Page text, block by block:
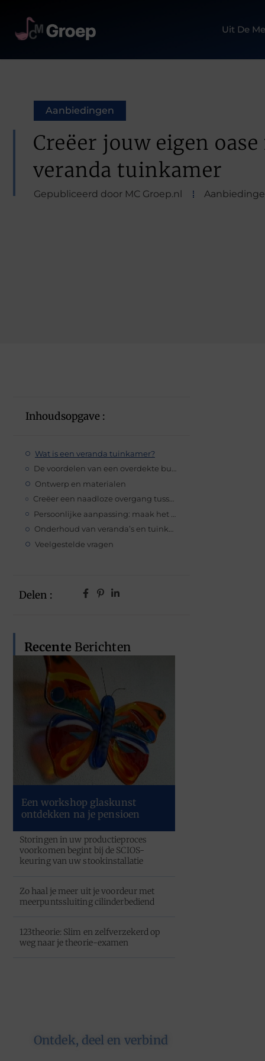
Uit De
Aanbiedingen
Creëer jouw eigen
veranda tuinkamer
Gepubliceerd door MC Groep.nl
Inhoudsopgave :
Wat is een veranda tuinkamer?
De voordelen van een overdekte buitenruimte
Ontwerp en materialen
Creëer een naadloze overgang tussen binnen en buiten
Onderhoud van veranda’s en tuinkamers
Veelgestelde vragen
Delen :
Recente Berichten
Een workshop glaskunst
ontdekken na je pensioen
Storingen in uw productieproces
voorkomen begint bij de SCIOS-
keuring van uw stookinstallatie
Zo haal je meer uit je voordeur met
meerpuntssluiting cilinderbediend
123theorie: Slim en zelfverzekerd op
weg naar je theorie-examen
Ontdek, deel en verbind